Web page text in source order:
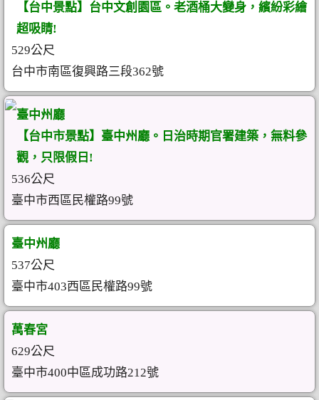
【台中景點】台中文創園區。老酒桶大變身，繽紛彩繪
超吸睛!
529公尺
台中市南區復興路三段362號
臺中州廳
【台中市景點】臺中州廳。日治時期官署建築，無料參
觀，只限假日!
536公尺
臺中市西區民權路99號
臺中州廳
537公尺
臺中市403西區民權路99號
萬春宮
629公尺
臺中市400中區成功路212號